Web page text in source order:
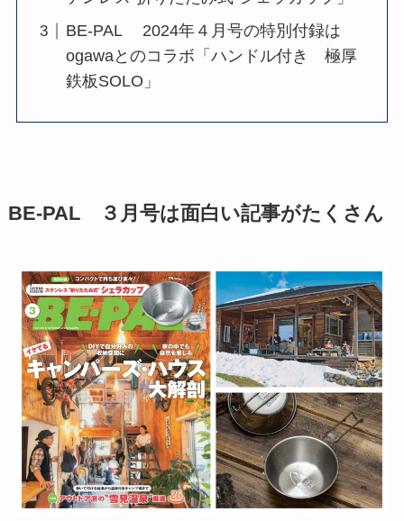
BE-PAL 2024年４月号の特別付録は
ogawaとのコラボ「ハンドル付き 極厚
鉄板SOLO」
BE-PAL ３月号は面白い記事がたくさん